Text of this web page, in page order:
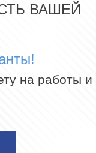
ВАШЕЙ
на работы и